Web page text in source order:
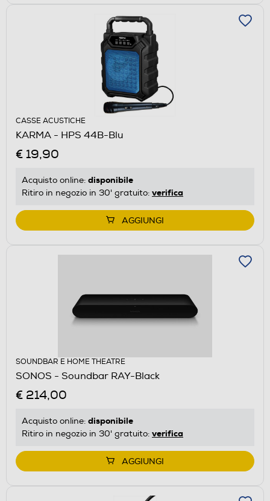
CASSE ACUSTICHE
KARMA - HPS 44B-Blu
€ 19,90
Acquisto online: disponibile
Ritiro in negozio in 30' gratuito: verifica
AGGIUNGI
SOUNDBAR E HOME THEATRE
SONOS - Soundbar RAY-Black
€ 214,00
Acquisto online: disponibile
Ritiro in negozio in 30' gratuito: verifica
AGGIUNGI